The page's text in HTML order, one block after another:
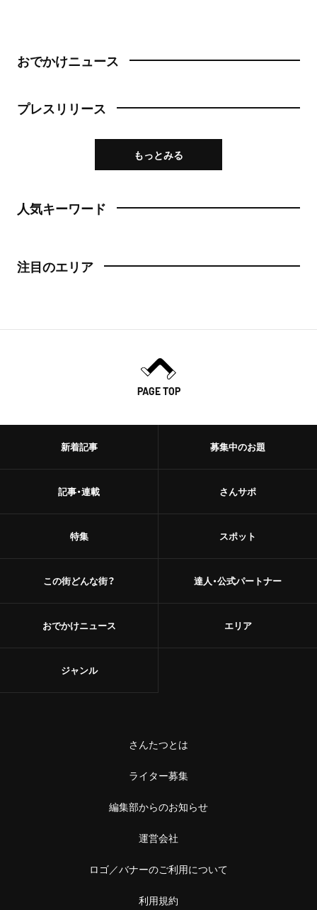
おでかけニュース
プレスリリース
もっとみる
人気キーワード
注目のエリア
PAGE TOP
新着記事
記事・連載
特集
この街どんな街？
おでかけニュース
募集中のお題
さんサポ
スポット
達人・公式パートナー
エリア
ジャンル
さんたつとは
ライター募集
編集部からのお知らせ
運営会社
ロゴ／バナーのご利用について
利用規約